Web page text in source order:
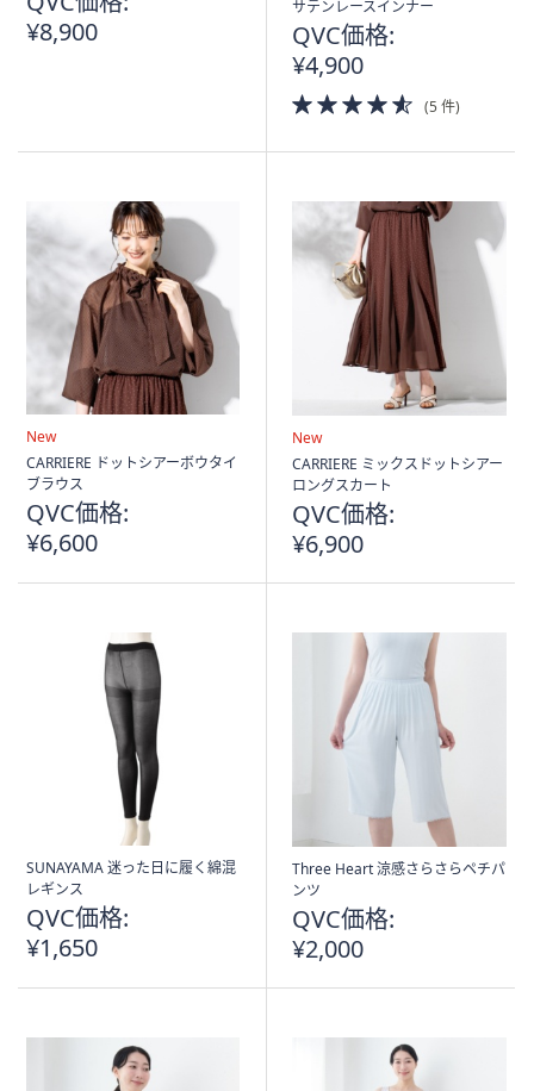
¥8,900
サテンレースインナー
QVC価格:
¥4,900
4.5
of
(5 件)
New
CARRIERE ドットシアーボウタイ
ブラウス
QVC価格:
¥6,600
New
CARRIERE ミックスドットシアー
ロングスカート
QVC価格:
¥6,900
SUNAYAMA 迷った日に履く綿混
レギンス
QVC価格:
¥1,650
Three Heart 涼感さらさらペチパ
ンツ
QVC価格:
¥2,000